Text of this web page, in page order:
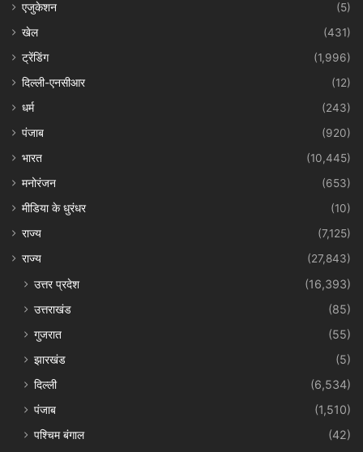
एजुकेशन
(5)
खेल
(431)
ट्रेंडिंग
(1,996)
दिल्ली-एनसीआर
(12)
धर्म
(243)
पंजाब
(920)
भारत
(10,445)
मनोरंजन
(653)
मीडिया के धुरंधर
(10)
राज्य
(7,125)
राज्य
(27,843)
उत्तर प्रदेश
(16,393)
उत्तराखंड
(85)
गुजरात
(55)
झारखंड
(5)
दिल्ली
(6,534)
पंजाब
(1,510)
पश्चिम बंगाल
(42)